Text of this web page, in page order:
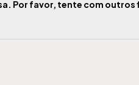
Por favor, tente com outros